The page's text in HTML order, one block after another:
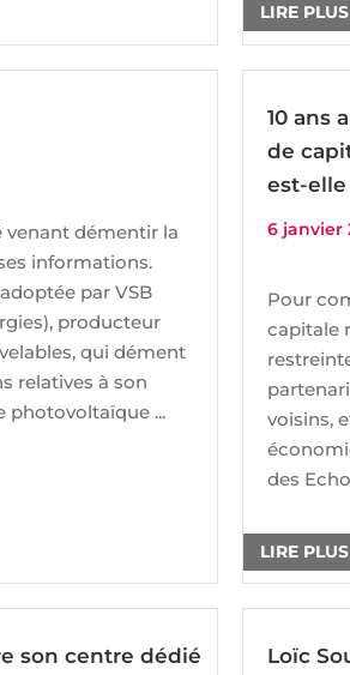
LIRE PLUS
démentir la
informations.
par VSB
producteur
qui dément
relatives à son
photovoltaïque ...
10 ans
de
est-elle
6 janvier
Pour
capitale
voisins,
des
LIRE PLUS
son centre dédié
Loïc